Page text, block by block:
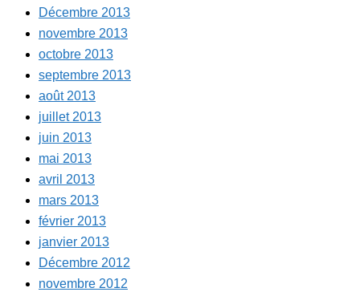
Décembre 2013
novembre 2013
octobre 2013
septembre 2013
août 2013
juillet 2013
juin 2013
mai 2013
avril 2013
mars 2013
février 2013
janvier 2013
Décembre 2012
novembre 2012